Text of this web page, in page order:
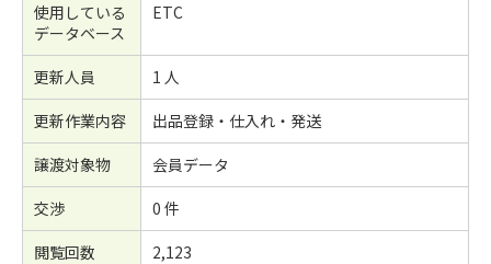
使用している
データベース
ETC
更新人員
1 人
更新作業内容
出品登録・仕入れ・発送
譲渡対象物
会員データ
交渉
0 件
閲覧回数
2,123